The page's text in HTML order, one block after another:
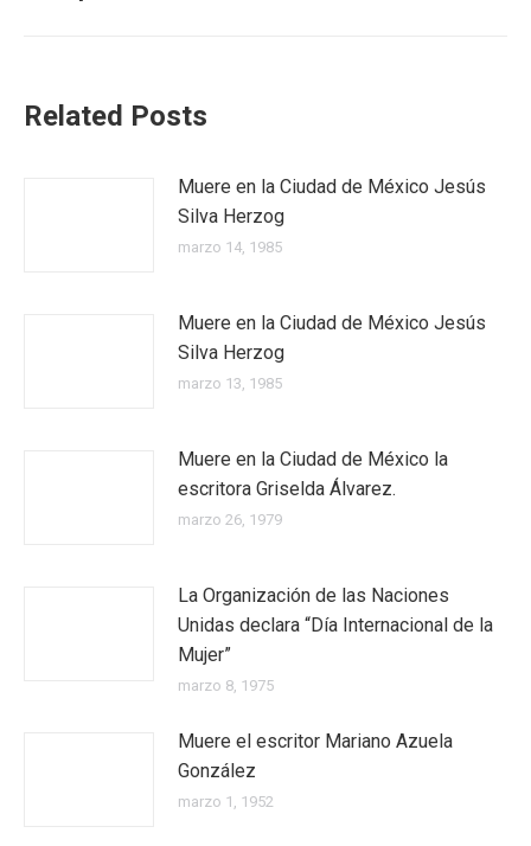
Related Posts
Muere en la Ciudad de México Jesús
Silva Herzog
marzo 14, 1985
Muere en la Ciudad de México Jesús
Silva Herzog
marzo 13, 1985
Muere en la Ciudad de México la
escritora Griselda Álvarez.
marzo 26, 1979
La Organización de las Naciones
Unidas declara “Día Internacional de la
Mujer”
marzo 8, 1975
Muere el escritor Mariano Azuela
González
marzo 1, 1952